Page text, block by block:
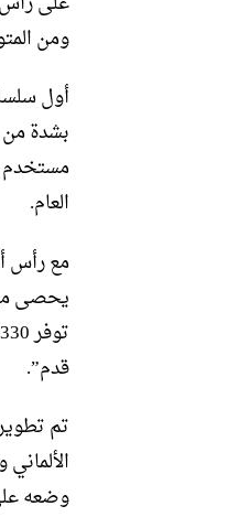
ومن المتوقع أن
العام.
مع رأس
قدم”.
تم
وضعه